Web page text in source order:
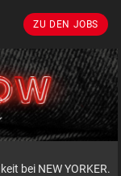
ZU DEN JOBS
bei NEW YORKER.